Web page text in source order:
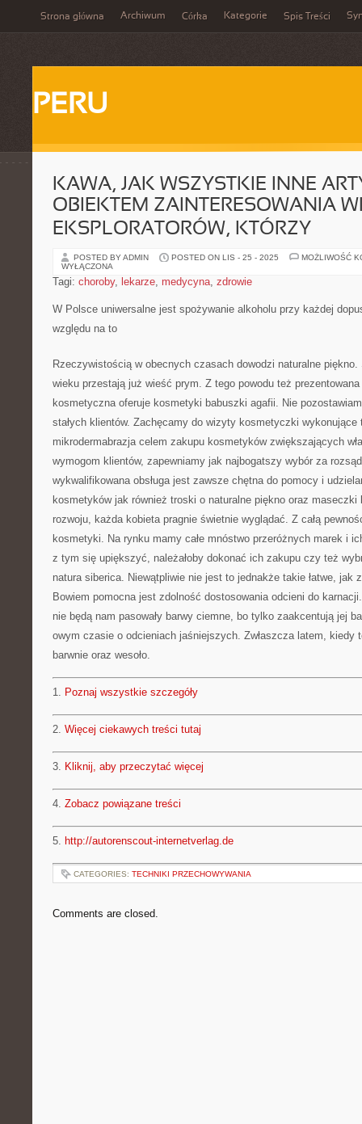
Strona główna Archiwum Córka Kategorie Spis Treści
PERU
KAWA, JAK WSZYSTKIE INNE
OBIEKTEM ZAINTERESOWANIA
EKSPLORATORÓW, KTÓRZY
POSTED BY ADMIN POSTED ON LIS - 25 - 2025
MOŻLIWOŚĆ
WYŁĄCZONA
Tagi: choroby, lekarze, medycyna, zdrowie
W Polsce uniwersalne jest spożywanie alkoholu przy każdej
względu na to
Rzeczywistością w obecnych czasach dowodzi naturalne piękno.
wieku przestają już wieść prym. Z tego powodu też
kosmetyczna oferuje kosmetyki babuszki agafii. Nie
stałych klientów. Zachęcamy do wizyty kosmetyczki wykonujące
mikrodermabrazja celem zakupu kosmetyków zwiększających
wymogom klientów, zapewniamy jak najbogatszy wybór za
wykwalifikowana obsługa jest zawsze chętna do pomocy i
kosmetyków jak również troski o naturalne piękno oraz
rozwoju, każda kobieta pragnie świetnie wyglądać. Z całą
kosmetyki. Na rynku mamy całe mnóstwo przeróżnych marek i
z tym się upiększyć, należałoby dokonać ich zakupu czy też
natura siberica. Niewątpliwie nie jest to jednakże takie łatwe, jak
Bowiem pomocna jest zdolność dostosowania odcieni do
nie będą nam pasowały barwy ciemne, bo tylko zaakcentują jej
owym czasie o odcieniach jaśniejszych. Zwłaszcza latem, kiedy
barwnie oraz wesoło.
1. Poznaj wszystkie szczegóły
2. Więcej ciekawych treści tutaj
3. Kliknij, aby przeczytać więcej
4. Zobacz powiązane treści
5. http://autorenscout-internetverlag.de
CATEGORIES: TECHNIKI PRZECHOWYWANIA
Comments are closed.